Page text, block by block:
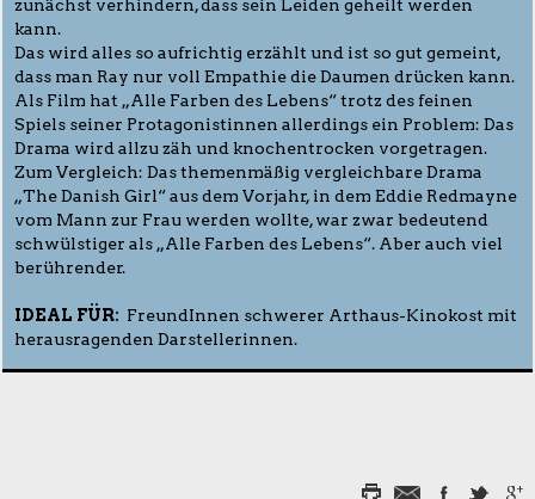
zunächst verhindern, dass sein Leiden geheilt werden
kann.
Das wird alles so aufrichtig erzählt und ist so gut gemeint,
dass man Ray nur voll Empathie die Daumen drücken kann.
Als Film hat „Alle Farben des Lebens“ trotz des feinen
Spiels seiner Protagonistinnen allerdings ein Problem: Das
Drama wird allzu zäh und knochentrocken vorgetragen.
Zum Vergleich: Das themenmäßig vergleichbare Drama
„The Danish Girl“ aus dem Vorjahr, in dem Eddie Redmayne
vom Mann zur Frau werden wollte, war zwar bedeutend
schwülstiger als „Alle Farben des Lebens“. Aber auch viel
berührender.
IDEAL FÜR: FreundInnen schwerer Arthaus-Kinokost mit
herausragenden Darstellerinnen.